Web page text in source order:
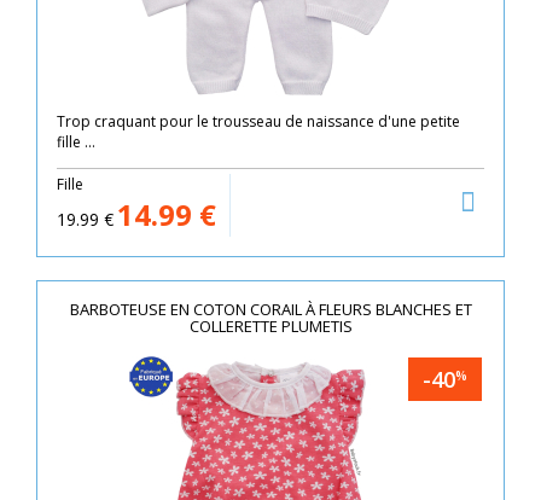
Trop craquant pour le trousseau de naissance d'une petite
fille ...
Fille
19.99 € 14.99 €
BARBOTEUSE EN COTON CORAIL À FLEURS BLANCHES ET
COLLERETTE PLUMETIS
-40%